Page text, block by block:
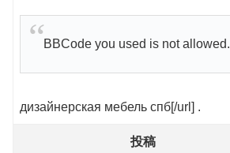
BBCode you used is not allowed.
дизайнерская мебель спб[/url] .
投稿